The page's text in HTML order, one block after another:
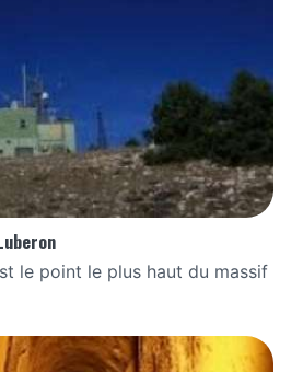
le point le plus haut du massif